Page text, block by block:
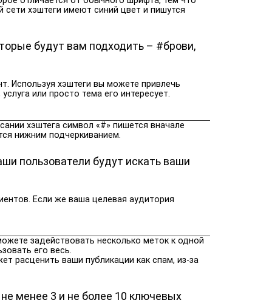
сети хэштеги имеют синий цвет и пишутся
будут вам подходить – #брови,
Используя хэштеги вы можете привлечь
или просто тема его интересует.
хэштега символ «#» пишется вначале
нижним подчеркиванием.
пользователи будут искать ваши
Если же ваша целевая аудитория
задействовать несколько меток к одной
его весь.
расценить ваши публикации как спам, из-за
менее 3 и не более 10 ключевых